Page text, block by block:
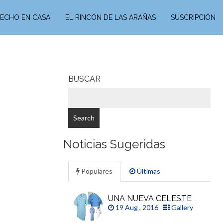
EN CASA EL RINCÓN DE LAS ARAÑAS SUSCRIPCIÓN
BUSCAR
Noticias Sugeridas
Populares Últimas
UNA NUEVA CELESTE
19 Aug , 2016 Gallery